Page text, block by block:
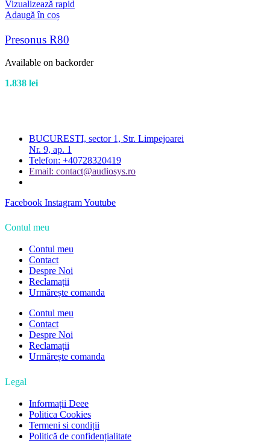
Vizualizează rapid
Adaugă în coș
Presonus R80
Available on backorder
1.838 lei
BUCURESTI, sector 1, Str. Limpejoarei
Nr. 9, ap. 1
Telefon: +40728320419
Email: contact@audiosys.ro
Facebook InstagramYoutube
Contul meu
Contul meu
Contact
Despre Noi
Reclamații
Urmărește comanda
Contul meu
Contact
Despre Noi
Reclamații
Urmărește comanda
Legal
Informații Deee
Politica Cookies
Termeni si condiții
Politică de confidențialitate